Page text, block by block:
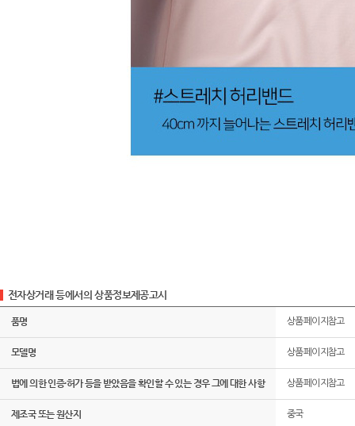
전자상거래 등에서의 상품정보제공고시
품명 상품페이지참고
모델명 상품페이지참고
법에 의한 인증·허가 등을 받았음을 확인할 수 있는 경우 그에 대한 사항 상품페이지참고
제조국 또는 원산지 중국